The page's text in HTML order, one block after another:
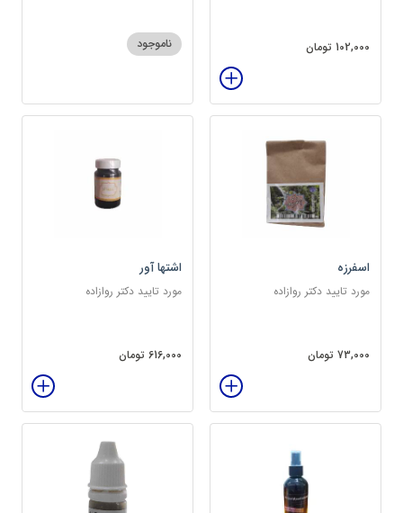
102,000 تومان ناموجود
اسفرزه
مورد تایید دکتر روازاده
73,000 تومان
اشتها آور
مورد تایید دکتر روازاده
616,000 تومان